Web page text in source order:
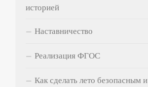
историей
Наставничество
Реализация ФГОС
Как сделать лето безопасным и